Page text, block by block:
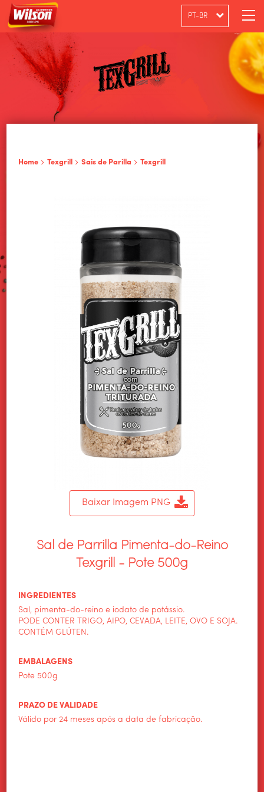
PT-BR
Home Texgrill Sais de Parilla Texgrill
Baixar Imagem PNG
Sal de Parrilla Pimenta-do-Reino
Texgrill - Pote 500g
INGREDIENTES
Sal, pimenta-do-reino e iodato de potássio.
PODE CONTER TRIGO, AIPO, CEVADA, LEITE, OVO E SOJA.
CONTÉM GLÚTEN.
EMBALAGENS
Pote 500g
PRAZO DE VALIDADE
Válido por 24 meses após a data de fabricação.